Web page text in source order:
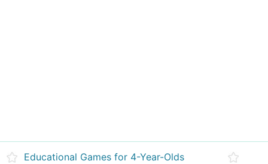
Educational Games for 4-Year-Olds